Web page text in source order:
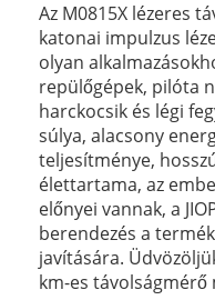
Az M0815X lézeres
katonai impulzus
olyan
repülőgépek, pilóta
harckocsik és légi
súlya, alacsony
teljesítménye,
élettartama, az
előnyei vannak, a
berendezés a
javítására.
km-es távolságmérő